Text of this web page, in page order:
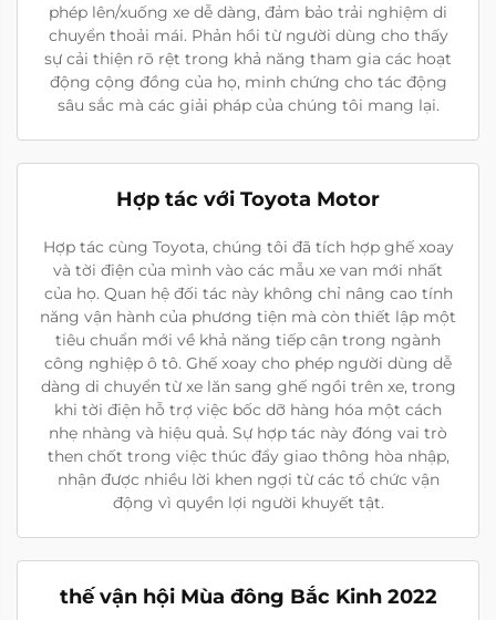
phép lên/xuống xe dễ dàng, đảm bảo trải nghiệm di
chuyển thoải mái. Phản hồi từ người dùng cho thấy
sự cải thiện rõ rệt trong khả năng tham gia các hoạt
động cộng đồng của họ, minh chứng cho tác động
sâu sắc mà các giải pháp của chúng tôi mang lại.
Hợp tác với Toyota Motor
Hợp tác cùng Toyota, chúng tôi đã tích hợp ghế xoay
và tời điện của mình vào các mẫu xe van mới nhất
của họ. Quan hệ đối tác này không chỉ nâng cao tính
năng vận hành của phương tiện mà còn thiết lập một
tiêu chuẩn mới về khả năng tiếp cận trong ngành
công nghiệp ô tô. Ghế xoay cho phép người dùng dễ
dàng di chuyển từ xe lăn sang ghế ngồi trên xe, trong
khi tời điện hỗ trợ việc bốc dỡ hàng hóa một cách
nhẹ nhàng và hiệu quả. Sự hợp tác này đóng vai trò
then chốt trong việc thúc đẩy giao thông hòa nhập,
nhận được nhiều lời khen ngợi từ các tổ chức vận
động vì quyền lợi người khuyết tật.
thế vận hội Mùa đông Bắc Kinh 2022